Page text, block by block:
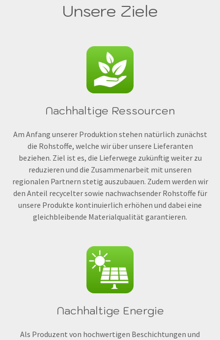
Unsere Ziele
Nachhaltige Ressourcen
Am Anfang unserer Produktion stehen natürlich zunächst
die Rohstoffe, welche wir über unsere Lieferanten
beziehen. Ziel ist es, die Lieferwege zukünftig weiter zu
reduzieren und die Zusammenarbeit mit unseren
regionalen Partnern stetig auszubauen. Zudem werden wir
den Anteil recycelter sowie nachwachsender Rohstoffe für
unsere Produkte kontinuierlich erhöhen und dabei eine
gleichbleibende Materialqualität garantieren.
Nachhaltige Energie
Als Produzent von hochwertigen Beschichtungen und